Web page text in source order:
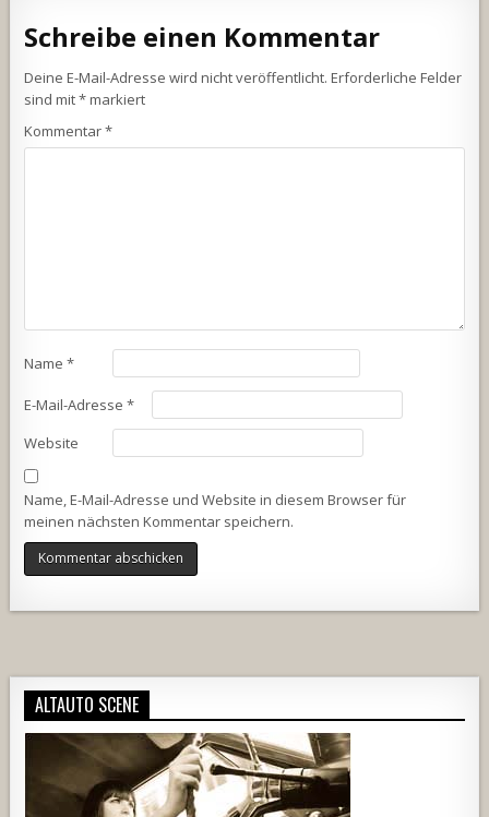
Schreibe einen Kommentar
Deine E-Mail-Adresse wird nicht veröffentlicht. Erforderliche Felder
sind mit*markiert
Kommentar*
Name*
E-Mail-Adresse*
Website
Name, E-Mail-Adresse und Website in diesem Browser für
meinen nächsten Kommentar speichern.
ALTAUTO SCENE